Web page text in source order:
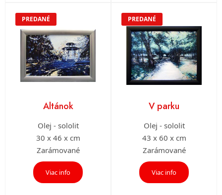
PREDANÉ
Altánok
Olej - sololit
30 x 46 x cm
Zarámované
Viac info
PREDANÉ
V parku
Olej - sololit
43 x 60 x cm
Zarámované
Viac info